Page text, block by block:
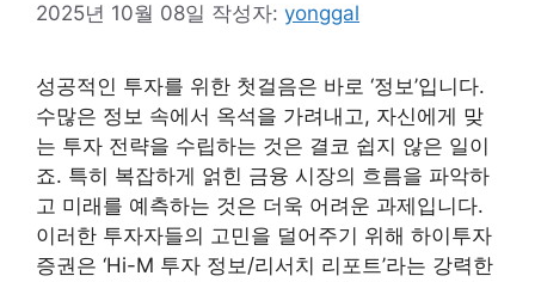
2025년 10월 08일 작성자: yonggal
성공적인 투자를 위한 첫걸음은 바로 ‘정보’입니다.
수많은 정보 속에서 옥석을 가려내고, 자신에게 맞
는 투자 전략을 수립하는 것은 결코 쉽지 않은 일이
죠. 특히 복잡하게 얽힌 금융 시장의 흐름을 파악하
고 미래를 예측하는 것은 더욱 어려운 과제입니다.
이러한 투자자들의 고민을 덜어주기 위해 하이투자
증권은 ‘Hi-M 투자 정보/리서치 리포트’라는 강력한